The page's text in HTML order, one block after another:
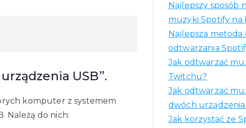
USB”.
komputer z systemem
Należą do nich:
Najlepszy sposób
muzyki Spotify na
Najlepsza metoda
odtwarzania
Jak odtwarzać
Twitchu?
Jak odtwarzać
dwóch
Jak korzystać ze